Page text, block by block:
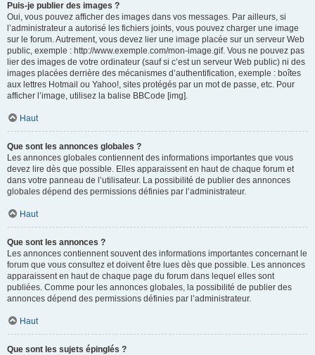
Puis-je publier des images ?
Oui, vous pouvez afficher des images dans vos messages. Par ailleurs, si
l’administrateur a autorisé les fichiers joints, vous pouvez charger une image
sur le forum. Autrement, vous devez lier une image placée sur un serveur Web
public, exemple : http://www.exemple.com/mon-image.gif. Vous ne pouvez pas
lier des images de votre ordinateur (sauf si c’est un serveur Web public) ni des
images placées derrière des mécanismes d’authentification, exemple : boîtes
aux lettres Hotmail ou Yahoo!, sites protégés par un mot de passe, etc. Pour
afficher l’image, utilisez la balise BBCode [img].
Haut
Que sont les annonces globales ?
Les annonces globales contiennent des informations importantes que vous
devez lire dès que possible. Elles apparaissent en haut de chaque forum et
dans votre panneau de l’utilisateur. La possibilité de publier des annonces
globales dépend des permissions définies par l’administrateur.
Haut
Que sont les annonces ?
Les annonces contiennent souvent des informations importantes concernant le
forum que vous consultez et doivent être lues dès que possible. Les annonces
apparaissent en haut de chaque page du forum dans lequel elles sont
publiées. Comme pour les annonces globales, la possibilité de publier des
annonces dépend des permissions définies par l’administrateur.
Haut
Que sont les sujets épinglés ?